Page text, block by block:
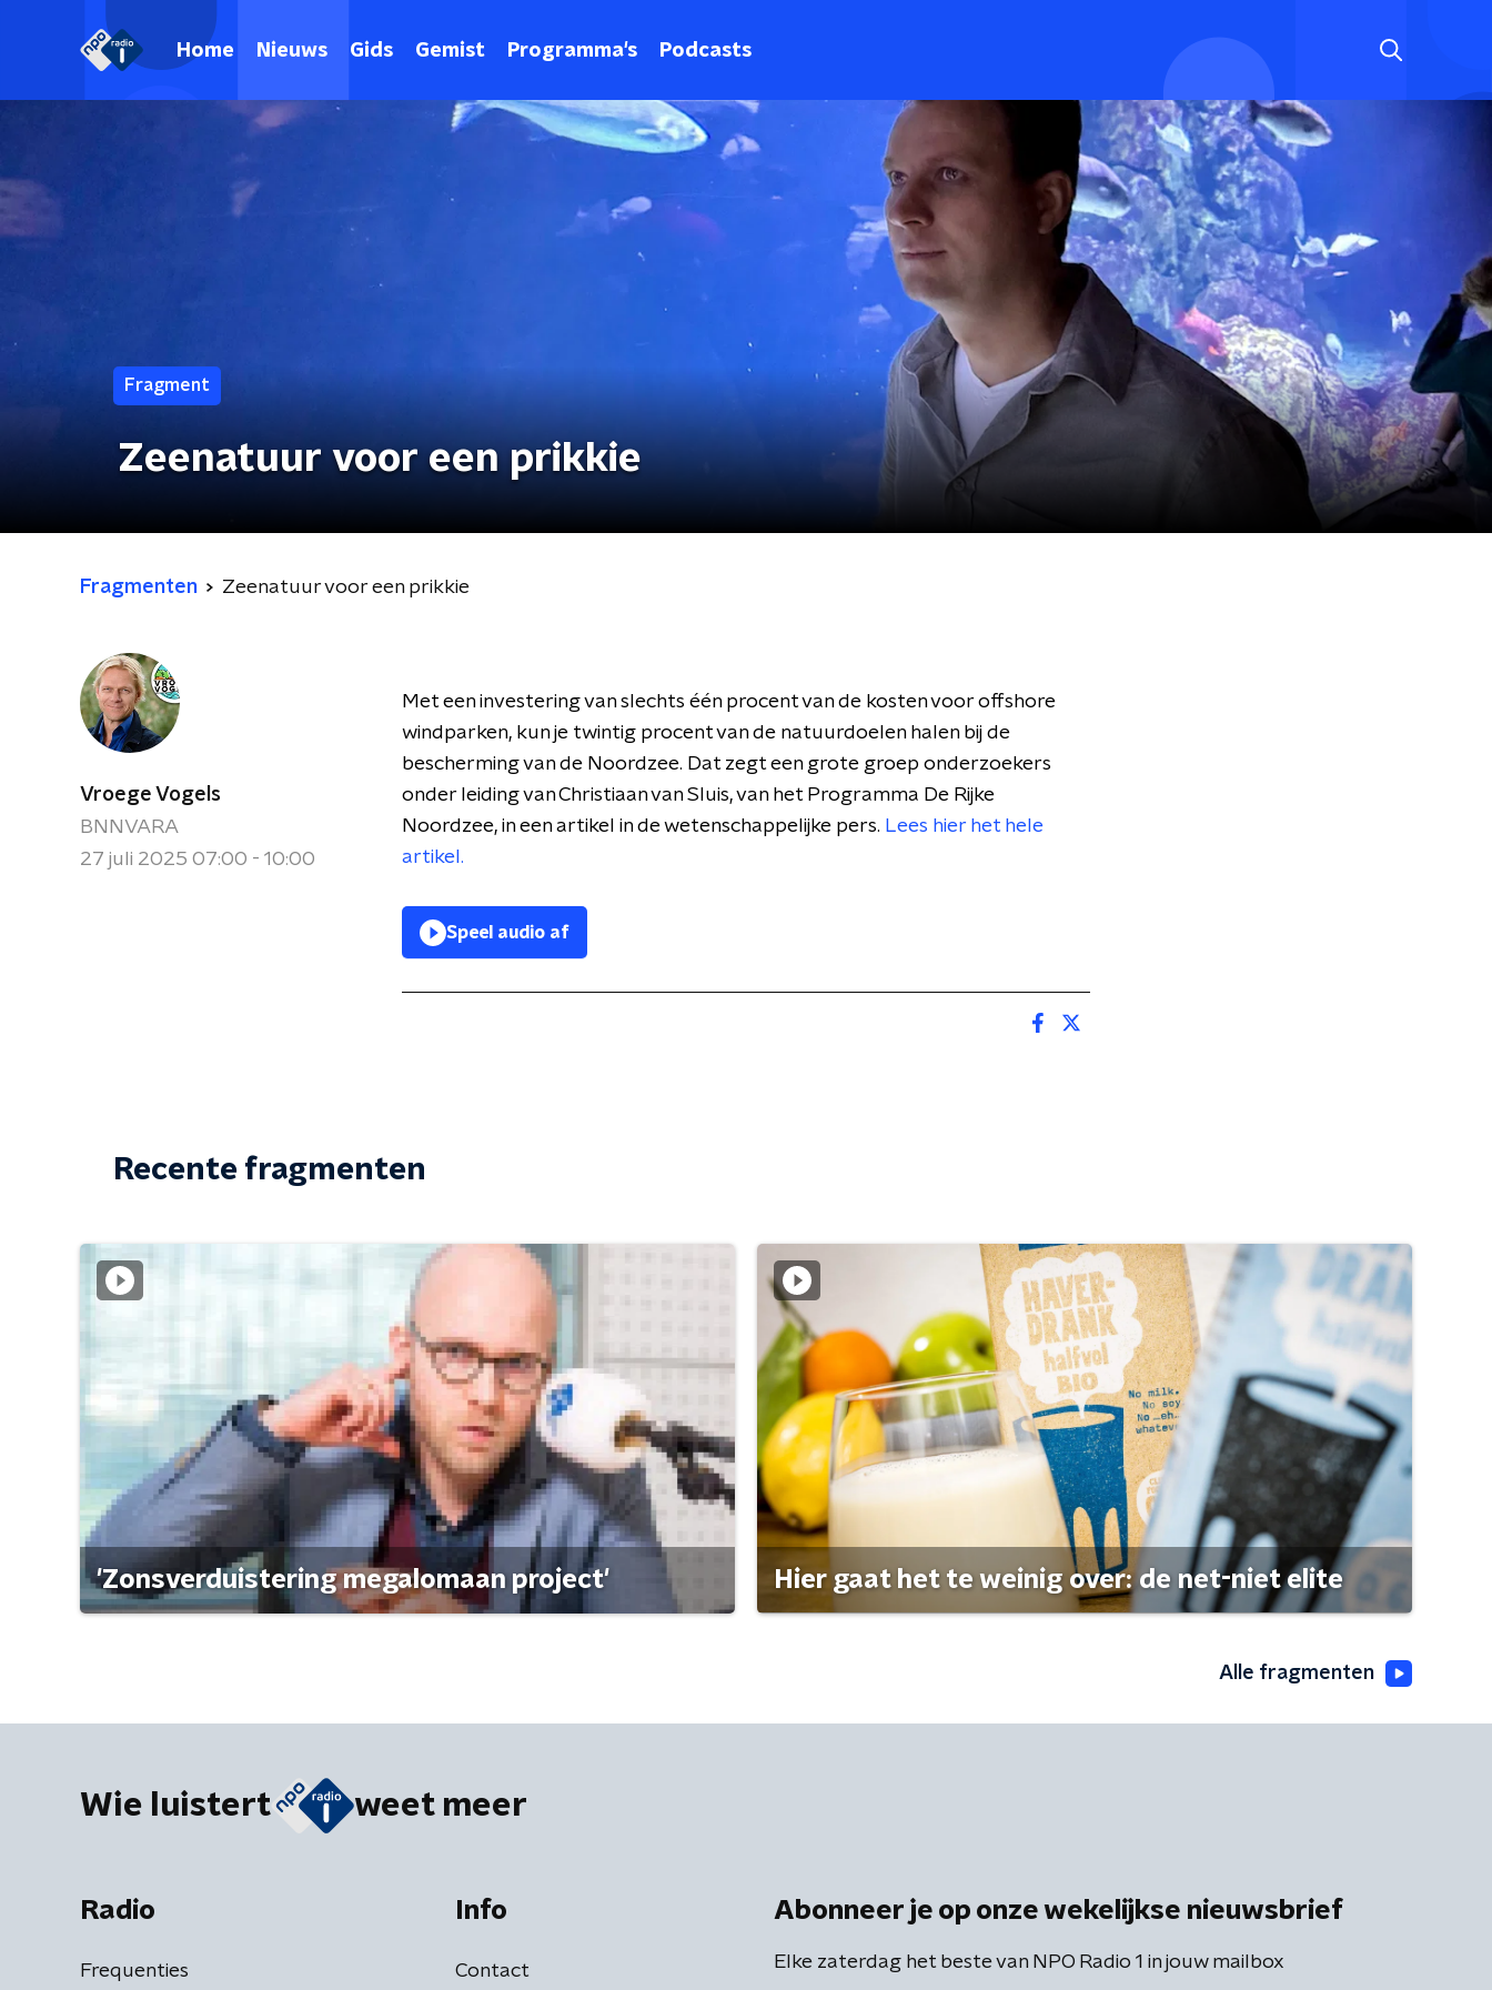
Home Nieuws Gids Gemist Programma's Podcasts
Fragment
Zeenatuur voor een prikkie
Fragmenten Zeenatuur voor een prikkie
Vroege Vogels
BNNVARA
27 juli 2025 07:00 - 10:00
Met een investering van slechts één procent van de kosten voor offshore
windparken, kun je twintig procent van de natuurdoelen halen bij de
bescherming van de Noordzee. Dat zegt een grote groep onderzoekers
onder leiding van Christiaan van Sluis, van het Programma De Rijke
Noordzee, in een artikel in de wetenschappelijke pers. Lees hier het hele
artikel.
Speel audio af
Recente fragmenten
'Zonsverduistering megalomaan project' Hier gaat het te weinig over: de net-niet elite
Alle fragmenten
Wie luistert weet meer
Radio
Frequenties
Info
Contact
Abonneer je op onze wekelijkse nieuwsbrief
Elke zaterdag het beste van NPO Radio 1 in jouw mailbox